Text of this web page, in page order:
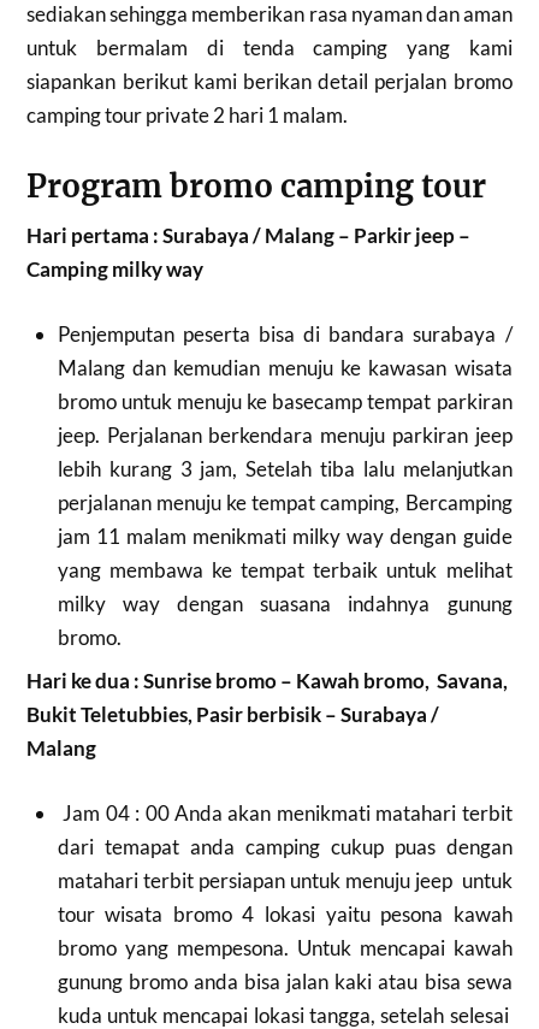
sediakan sehingga memberikan rasa nyaman dan aman
untuk bermalam di tenda camping yang kami
siapankan berikut kami berikan detail perjalan bromo
camping tour private 2 hari 1 malam.
Program bromo camping tour
Hari pertama : Surabaya / Malang – Parkir jeep –
Camping milky way
Penjemputan peserta bisa di bandara surabaya /
Malang dan kemudian menuju ke kawasan wisata
bromo untuk menuju ke basecamp tempat parkiran
jeep. Perjalanan berkendara menuju parkiran jeep
lebih kurang 3 jam, Setelah tiba lalu melanjutkan
perjalanan menuju ke tempat camping, Bercamping
jam 11 malam menikmati milky way dengan guide
yang membawa ke tempat terbaik untuk melihat
milky way dengan suasana indahnya gunung
bromo.
Hari ke dua : Sunrise bromo – Kawah bromo, Savana,
Bukit Teletubbies, Pasir berbisik – Surabaya /
Malang
Jam 04 : 00 Anda akan menikmati matahari terbit
dari temapat anda camping cukup puas dengan
matahari terbit persiapan untuk menuju jeep untuk
tour wisata bromo 4 lokasi yaitu pesona kawah
bromo yang mempesona. Untuk mencapai kawah
gunung bromo anda bisa jalan kaki atau bisa sewa
kuda untuk mencapai lokasi tangga, setelah selesai